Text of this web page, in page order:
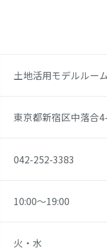
土地活用モデルルー
東京都新宿区中落合
042-252-3383
10:00～19:00
火・水
愛媛県
高知県
福岡県
佐賀県
長崎県